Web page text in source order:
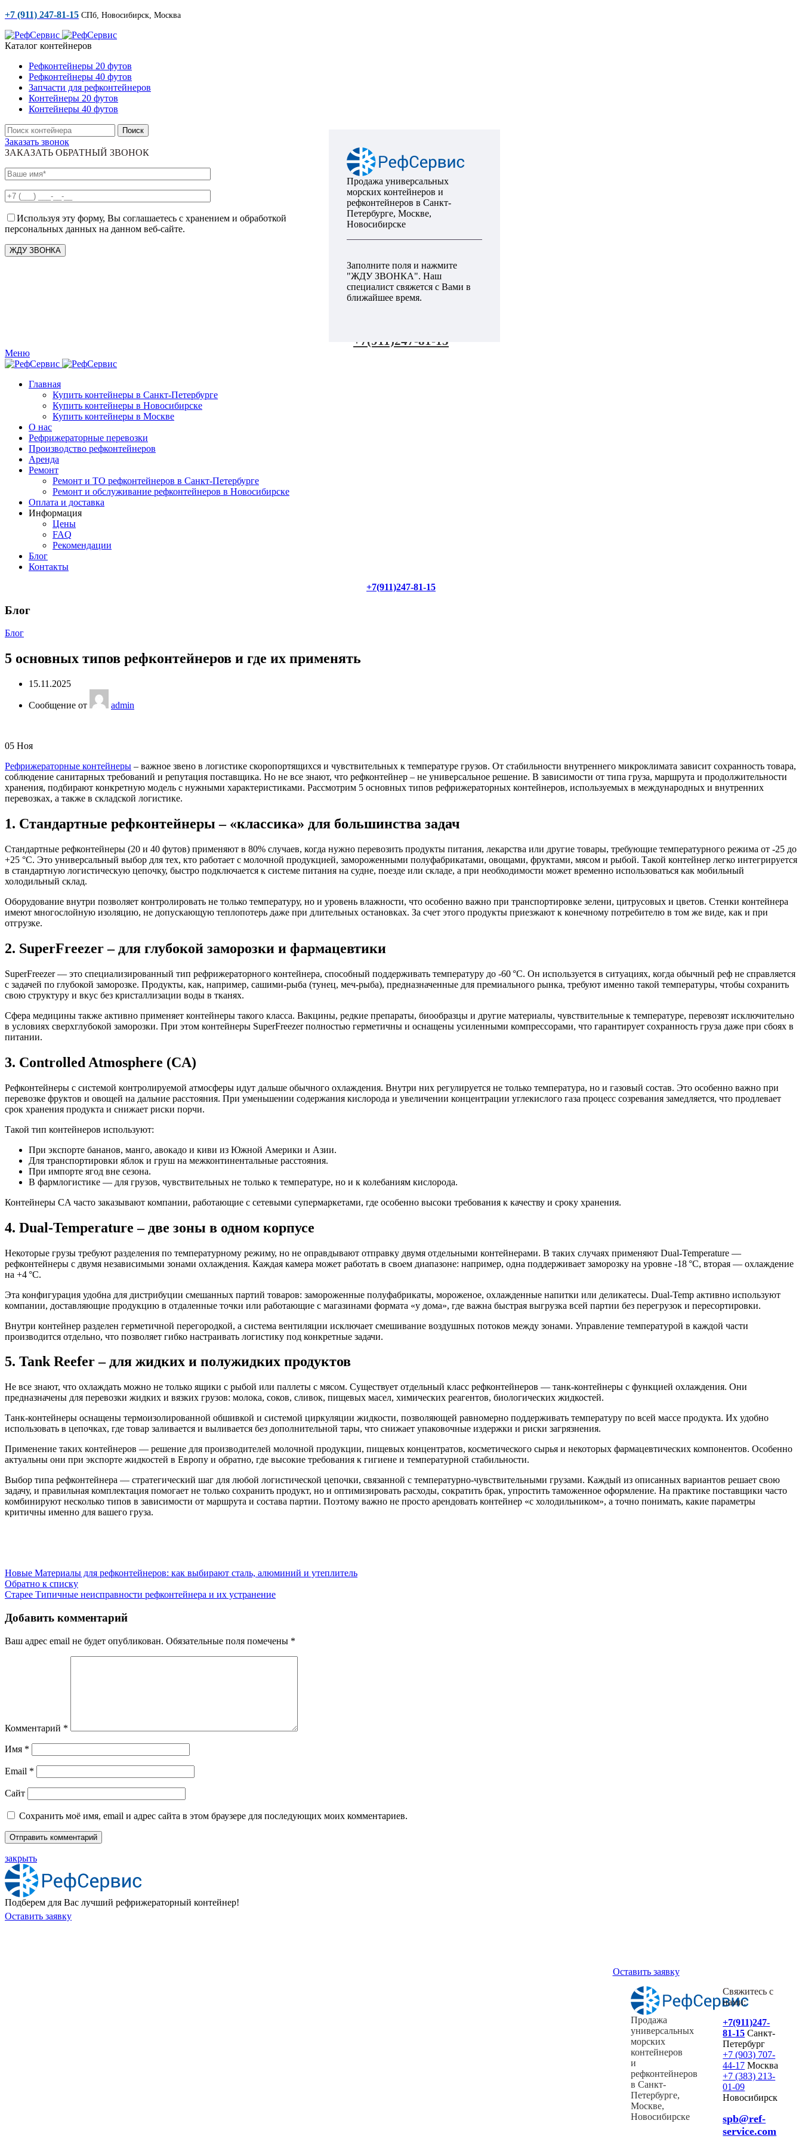
+7 (911) 247-81-15 СПб, Новосибирск, Москва
Каталог контейнеров
Рефконтейнеры 20 футов
Рефконтейнеры 40 футов
Запчасти для рефконтейнеров
Контейнеры 20 футов
Контейнеры 40 футов
Поиск
Заказать звонок
ЗАКАЗАТЬ ОБРАТНЫЙ ЗВОНОК
Используя эту форму, Вы соглашаетесь с хранением и обработкой
персональных данных на данном веб-сайте.
Продажа универсальных
морских контейнеров и
рефконтейнеров в Санкт-
Петербурге, Москве,
Новосибирске
Заполните поля и нажмите
"ЖДУ ЗВОНКА". Наш
специалист свяжется с Вами в
ближайшее время.
+7(911)247-81-15
Меню
Главная
Купить контейнеры в Санкт-Петербурге
Купить контейнеры в Новосибирске
Купить контейнеры в Москве
О нас
Рефрижераторные перевозки
Производство рефконтейнеров
Аренда
Ремонт
Ремонт и ТО рефконтейнеров в Санкт-Петербурге
Ремонт и обслуживание рефконтейнеров в Новосибирске
Оплата и доставка
Информация
Цены
FAQ
Рекомендации
Блог
Контакты
+7(911)247-81-15
Блог
Блог
5 основных типов рефконтейнеров и где их применять
15.11.2025
Сообщение от admin
05 Ноя
Рефрижераторные контейнеры – важное звено в логистике скоропортящихся и чувствительных к температуре грузов. От стабильности внутреннего микроклимата зависит сохранность товара,
соблюдение санитарных требований и репутация поставщика. Но не все знают, что рефконтейнер – не универсальное решение. В зависимости от типа груза, маршрута и продолжительности
хранения, подбирают конкретную модель с нужными характеристиками. Рассмотрим 5 основных типов рефрижераторных контейнеров, используемых в международных и внутренних
перевозках, а также в складской логистике.
1. Стандартные рефконтейнеры – «классика» для большинства задач
Стандартные рефконтейнеры (20 и 40 футов) применяют в 80% случаев, когда нужно перевозить продукты питания, лекарства или другие товары, требующие температурного режима от -25 до
+25 °C. Это универсальный выбор для тех, кто работает с молочной продукцией, замороженными полуфабрикатами, овощами, фруктами, мясом и рыбой. Такой контейнер легко интегрируется
в стандартную логистическую цепочку, быстро подключается к системе питания на судне, поезде или складе, а при необходимости может временно использоваться как мобильный
холодильный склад.
Оборудование внутри позволяет контролировать не только температуру, но и уровень влажности, что особенно важно при транспортировке зелени, цитрусовых и цветов. Стенки контейнера
имеют многослойную изоляцию, не допускающую теплопотерь даже при длительных остановках. За счет этого продукты приезжают к конечному потребителю в том же виде, как и при
отгрузке.
2. SuperFreezer – для глубокой заморозки и фармацевтики
SuperFreezer — это специализированный тип рефрижераторного контейнера, способный поддерживать температуру до -60 °C. Он используется в ситуациях, когда обычный реф не справляется
с задачей по глубокой заморозке. Продукты, как, например, сашими-рыба (тунец, меч-рыба), предназначенные для премиального рынка, требуют именно такой температуры, чтобы сохранить
свою структуру и вкус без кристаллизации воды в тканях.
Сфера медицины также активно применяет контейнеры такого класса. Вакцины, редкие препараты, биообразцы и другие материалы, чувствительные к температуре, перевозят исключительно
в условиях сверхглубокой заморозки. При этом контейнеры SuperFreezer полностью герметичны и оснащены усиленными компрессорами, что гарантирует сохранность груза даже при сбоях в
питании.
3. Controlled Atmosphere (CA)
Рефконтейнеры с системой контролируемой атмосферы идут дальше обычного охлаждения. Внутри них регулируется не только температура, но и газовый состав. Это особенно важно при
перевозке фруктов и овощей на дальние расстояния. При уменьшении содержания кислорода и увеличении концентрации углекислого газа процесс созревания замедляется, что продлевает
срок хранения продукта и снижает риски порчи.
Такой тип контейнеров используют:
При экспорте бананов, манго, авокадо и киви из Южной Америки и Азии.
Для транспортировки яблок и груш на межконтинентальные расстояния.
При импорте ягод вне сезона.
В фармлогистике — для грузов, чувствительных не только к температуре, но и к колебаниям кислорода.
Контейнеры CA часто заказывают компании, работающие с сетевыми супермаркетами, где особенно высоки требования к качеству и сроку хранения.
4. Dual-Temperature – две зоны в одном корпусе
Некоторые грузы требуют разделения по температурному режиму, но не оправдывают отправку двумя отдельными контейнерами. В таких случаях применяют Dual-Temperature —
рефконтейнеры с двумя независимыми зонами охлаждения. Каждая камера может работать в своем диапазоне: например, одна поддерживает заморозку на уровне -18 °C, вторая — охлаждение
на +4 °C.
Эта конфигурация удобна для дистрибуции смешанных партий товаров: замороженные полуфабрикаты, мороженое, охлажденные напитки или деликатесы. Dual-Temp активно используют
компании, доставляющие продукцию в отдаленные точки или работающие с магазинами формата «у дома», где важна быстрая выгрузка всей партии без перегрузок и пересортировки.
Внутри контейнер разделен герметичной перегородкой, а система вентиляции исключает смешивание воздушных потоков между зонами. Управление температурой в каждой части
производится отдельно, что позволяет гибко настраивать логистику под конкретные задачи.
5. Tank Reefer – для жидких и полужидких продуктов
Не все знают, что охлаждать можно не только ящики с рыбой или паллеты с мясом. Существует отдельный класс рефконтейнеров — танк-контейнеры с функцией охлаждения. Они
предназначены для перевозки жидких и вязких грузов: молока, соков, сливок, пищевых масел, химических реагентов, биологических жидкостей.
Танк-контейнеры оснащены термоизолированной обшивкой и системой циркуляции жидкости, позволяющей равномерно поддерживать температуру по всей массе продукта. Их удобно
использовать в цепочках, где товар заливается и выливается без дополнительной тары, что снижает упаковочные издержки и риски загрязнения.
Применение таких контейнеров — решение для производителей молочной продукции, пищевых концентратов, косметического сырья и некоторых фармацевтических компонентов. Особенно
актуальны они при экспорте жидкостей в Европу и обратно, где высокие требования к гигиене и температурной стабильности.
Выбор типа рефконтейнера — стратегический шаг для любой логистической цепочки, связанной с температурно-чувствительными грузами. Каждый из описанных вариантов решает свою
задачу, и правильная комплектация помогает не только сохранить продукт, но и оптимизировать расходы, сократить брак, упростить таможенное оформление. На практике поставщики часто
комбинируют несколько типов в зависимости от маршрута и состава партии. Поэтому важно не просто арендовать контейнер «с холодильником», а точно понимать, какие параметры
критичны именно для вашего груза.
Новые Материалы для рефконтейнеров: как выбирают сталь, алюминий и утеплитель
Обратно к списку
Старее Типичные неисправности рефконтейнера и их устранение
Добавить комментарий
Ваш адрес email не будет опубликован. Обязательные поля помечены *
Комментарий *
Имя *
Email *
Сайт
Сохранить моё имя, email и адрес сайта в этом браузере для последующих моих комментариев.
закрыть
Подберем для Вас лучший рефрижераторный контейнер!
Оставить заявку
Оставить заявку
Продажа
универсальных
морских
контейнеров
и
рефконтейнеров
в Санкт-
Петербурге,
Москве,
Новосибирске
Свяжитесь с
нами:
+7(911)247-
81-15 Санкт-
Петербург
+7 (903) 707-
44-17 Москва
+7 (383) 213-
01-09
Новосибирск
spb@ref-
service.com